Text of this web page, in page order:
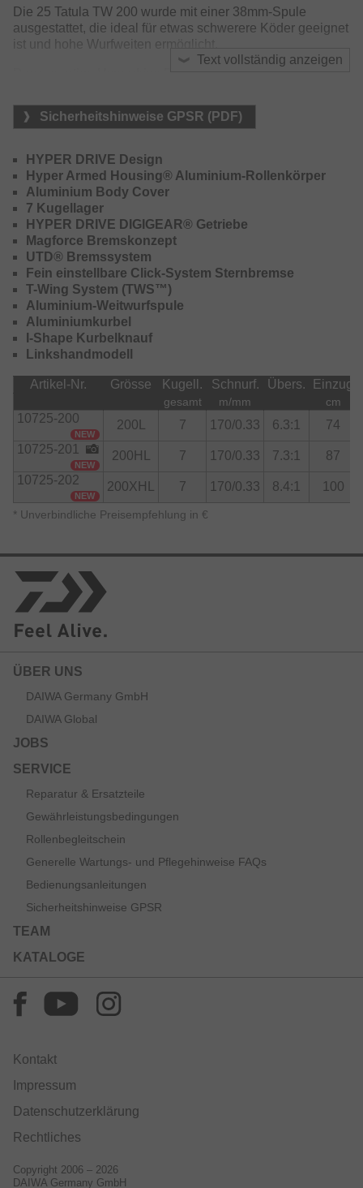
Text vollständig anzeigen
Die 25 Tatula TW 200 wurde mit einer 38mm-Spule
ausgestattet, die ideal für etwas schwerere Köder geeignet
ist und hohe Wurfweiten ermöglicht.
Aluminium, das für eine verwindungsfeste Lagerung des
Getriebes sorgt, dem Hyperdrive Digigear Getriebe, das
eine hohe Kraftübertragung und lange Lebensdauer auch
bei hohen Belastungen sorgt, und dem Hyper Tough
Clutch Freilaufhebel, der ein ungewolltes Umschlagen des
Hebels im Wurf verhindert.
Der Zero Adjuster der mechanischen Spulenbremse ist auf
optimale Wurfweiten voreingestellt (es wird empfohlen,
diese Einstellung NICHT zu verändern).
Die 25 Tatula TW 200 ist eine echte Allroundrolle fürs
mittelschwere Angeln und eignet sich insbesondere für
Ködergewichte von ca. 30g bis 120g.
Sicherheitshinweise GPSR (PDF)
HYPER DRIVE Design
Hyper Armed Housing® Aluminium-Rollenkörper
Aluminium Body Cover
7 Kugellager
HYPER DRIVE DIGIGEAR® Getriebe
Magforce Bremskonzept
UTD® Bremssystem
Fein einstellbare Click-System Sternbremse
T-Wing System (TWS™)
Aluminium-Weitwurfspule
Aluminiumkurbel
I-Shape Kurbelknauf
Linkshandmodell
Artikel-Nr. Grösse Kugell. Schnurf. Übers. Einzug
gesamt m/mm cm
10725-200
NEW
200L 7 170/0.33 6.3:1
74
10725-201
NEW
200HL 7 170/0.33 7.3:1
87
10725-202
NEW
200XHL 7 170/0.33 8.4:1 100
* Unverbindliche Preisempfehlung in €
ÜBER UNS
DAIWA Germany GmbH
DAIWA Global
JOBS
SERVICE
Reparatur & Ersatzteile
Gewährleistungsbedingungen
Rollenbegleitschein
Generelle Wartungs- und Pflegehinweise FAQs
Bedienungsanleitungen
Sicherheitshinweise GPSR
TEAM
KATALOGE
Kontakt
Impressum
Datenschutzerklärung
Rechtliches
Copyright 2006 – 2026
DAIWA Germany GmbH